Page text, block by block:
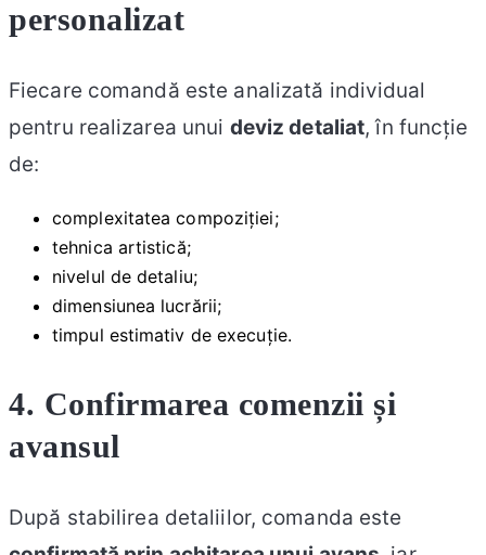
personalizat
Fiecare comandă este analizată individual
pentru realizarea unui deviz detaliat, în funcție
de:
complexitatea compoziției;
tehnica artistică;
nivelul de detaliu;
dimensiunea lucrării;
timpul estimativ de execuție.
4. Confirmarea comenzii și
avansul
După stabilirea detaliilor, comanda este